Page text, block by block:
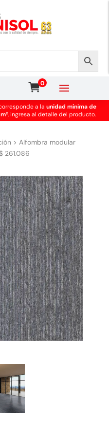
0
a launidad mínima de
, ingresa al detalle del producto.
> Alfombra modular
261.086